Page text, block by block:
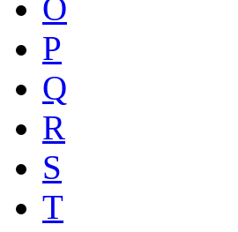
O
P
Q
R
S
T